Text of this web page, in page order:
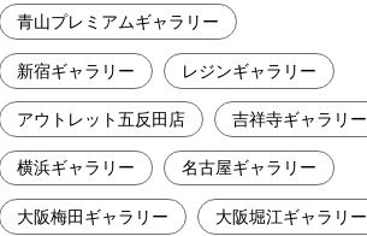
青山プレミアムギャラリー
新宿ギャラリー レジンギャラリー
アウトレット五反田店 吉祥寺ギャラリー
横浜ギャラリー 名古屋ギャラリー
大阪梅田ギャラリー 大阪堀江ギャラリー